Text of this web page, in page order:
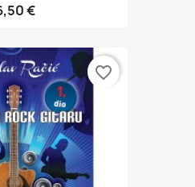
€
favorite_border